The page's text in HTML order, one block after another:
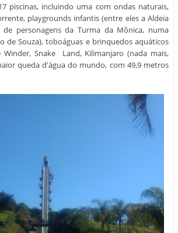
piscinas, incluindo uma com ondas naturais,
playgrounds infantis (entre eles a Aldeia
de personagens da Turma da Mônica, numa
de Souza), toboáguas e brinquedos aquáticos
Winder, Snake Land, Kilimanjaro (nada mais,
queda d'água do mundo, com 49,9 metros